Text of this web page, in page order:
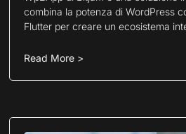
combina la potenza di WordPress
Flutter per creare un ecosistema
Read More >